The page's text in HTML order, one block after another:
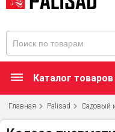
Каталог товаров
Главная Palisad Садовый